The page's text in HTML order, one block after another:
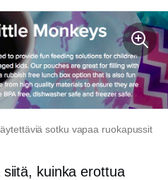
sotku vapaa ruokapussit
kuinka erottua